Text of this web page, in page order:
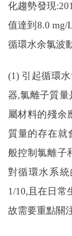
化趨勢發現
值達到8.0
循環水余氯波
(1) 引起循環
器,氯離子質
屬材料的殘余
質量的存在就
般控制氯離子
對循環水系
1/10,且在日常
故需要重點關